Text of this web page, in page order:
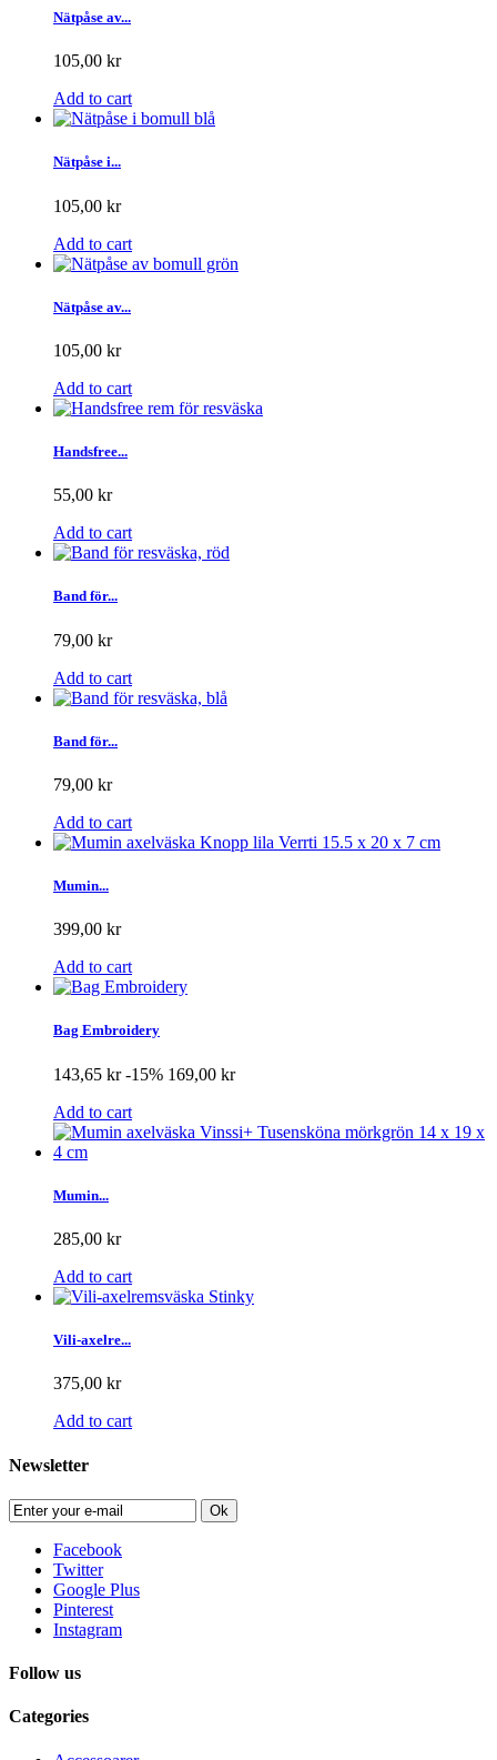
Nätpåse av...
105,00 kr
Add to cart
Nätpåse i...
105,00 kr
Add to cart
Nätpåse av...
105,00 kr
Add to cart
Handsfree...
55,00 kr
Add to cart
Band för...
79,00 kr
Add to cart
Band för...
79,00 kr
Add to cart
Mumin...
399,00 kr
Add to cart
Bag Embroidery
143,65 kr -15% 169,00 kr
Add to cart
Mumin...
285,00 kr
Add to cart
Vili-axelre...
375,00 kr
Add to cart
Newsletter
Ok
Facebook
Twitter
Google Plus
Pinterest
Instagram
Follow us
Categories